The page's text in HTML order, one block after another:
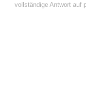
vollständige Antwort auf